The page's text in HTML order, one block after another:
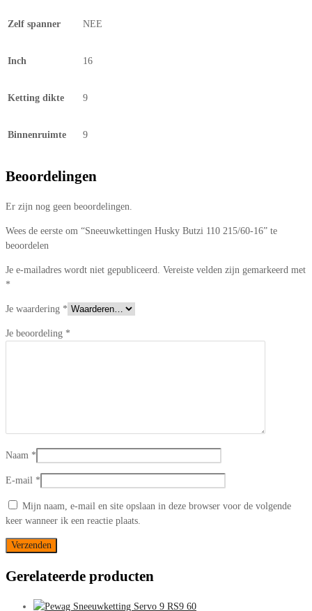
Zelf spanner NEE
Inch 16
Ketting dikte 9
Binnenruimte 9
Beoordelingen
Er zijn nog geen beoordelingen.
Wees de eerste om “Sneeuwkettingen Husky Butzi 110 215/60-16” te
beoordelen
Je e-mailadres wordt niet gepubliceerd. Vereiste velden zijn gemarkeerd met
*
Je waardering *
Je beoordeling *
Naam *
E-mail *
Mijn naam, e-mail en site opslaan in deze browser voor de volgende
keer wanneer ik een reactie plaats.
Gerelateerde producten